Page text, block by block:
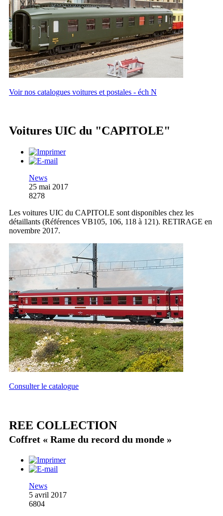
Voir nos catalogues voitures et postales - éch N
Voitures UIC du "CAPITOLE"
News
25 mai 2017
8278
Les voitures UIC du CAPITOLE sont disponibles chez les
détaillants (Références VB105, 106, 118 à 121). RETIRAGE en
novembre 2017.
Consulter le catalogue
REE COLLECTION
Coffret « Rame du record du monde »
News
5 avril 2017
6804